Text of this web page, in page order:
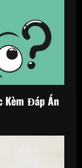
Kèm Đáp Án